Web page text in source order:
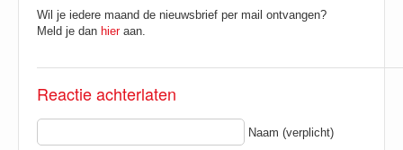
Wil je iedere maand de nieuwsbrief per mail ontvangen?
Meld je dan hieraan.
Reactie achterlaten
Naam (verplicht)